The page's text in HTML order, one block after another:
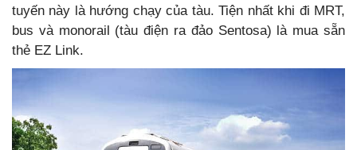
tuyến này là hướng chạy của tàu. Tiện nhất khi đi MRT,
bus và monorail (tàu điện ra đảo Sentosa) là mua sẵn
thẻ EZ Link.